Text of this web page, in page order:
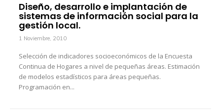
Diseño, desarrollo e implantación de
sistemas de información social para la
gestión local.
1 Noviembre, 2010
Selección de indicadores socioeconómicos de la Encuesta
Continua de Hogares a nivel de pequeñas áreas. Estimación
de modelos estadísticos para áreas pequeñas.
Programación en...